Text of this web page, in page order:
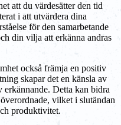
att du värdesätter den tid
i att utvärdera dina
för den samarbetande
din vilja att erkänna andras
också främja en positiv
skapar det en känsla av
Detta kan bidra
vilket i slutändan
produktivitet.